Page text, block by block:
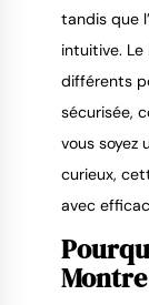
tandis que
intuitive.
différents
sécurisée,
vous soyez
curieux,
avec